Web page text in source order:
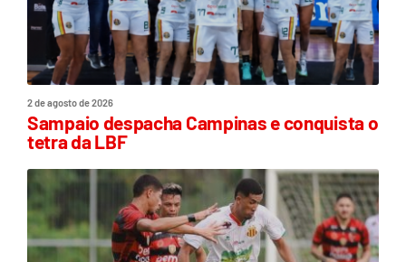
2 de agosto de 2026
Sampaio despacha Campinas e conquista o
tetra da LBF